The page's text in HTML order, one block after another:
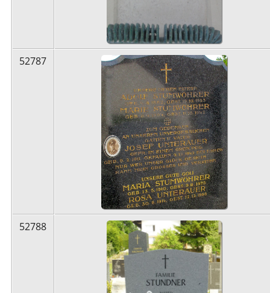
52787
52788